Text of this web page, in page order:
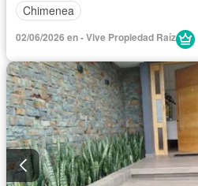
Chimenea
02/06/2026 en - Vive Propiedad Raíz